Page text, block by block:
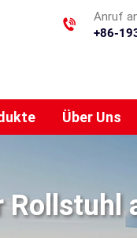
Anruf
+86-
Über Uns
Rollstuhl